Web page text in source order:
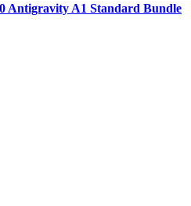
Antigravity A1 Standard Bundle